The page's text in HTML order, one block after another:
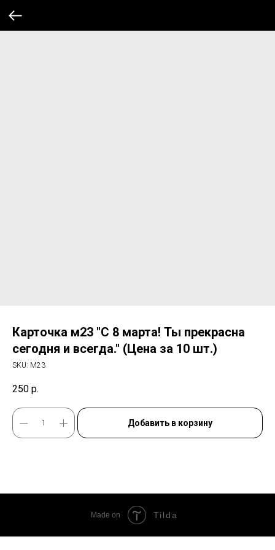
Карточка м23 "С 8 марта! Ты прекрасна
сегодня и всегда." (Цена за 10 шт.)
SKU: М23
250 р.
Добавить в корзину
Made on Tilda